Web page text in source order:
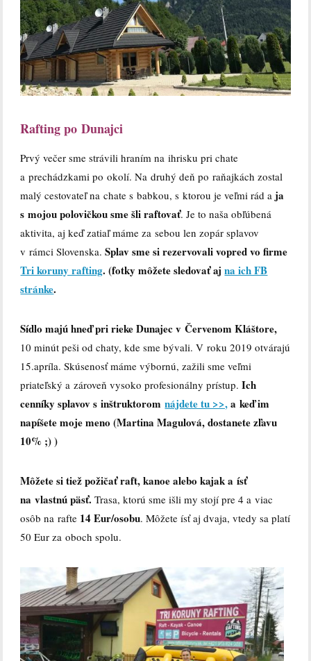
Rafting po Dunajci
Prvý večer sme strávili hraním na ihrisku pri chate
a prechádzkami po okolí. Na druhý deň po raňajkách zostal
malý cestovateľ na chate s babkou, s ktorou je veľmi rád a ja
s mojou polovičkou sme šli raftovať. Je to naša obľúbená
aktivita, aj keď zatiaľ máme za sebou len zopár splavov
v rámci Slovenska.Splav sme si rezervovali vopred vo firme
Tri koruny rafting. (fotky môžete sledovať ajna ich FB
stránke.
Sídlo majú hneď pri rieke Dunajec v Červenom Kláštore,
10 minút peši od chaty, kde sme bývali. V roku 2019 otvárajú
15.apríla. Skúsenosť máme výbornú, zažili sme veľmi
priateľský a zároveň vysoko profesionálny prístup.Ich
cenníky splavov s inštruktoromnájdete tu >>,a keď im
napíšete moje meno (Martina Magulová, dostanete zľavu
10% ;) )
Môžete si tiež požičať raft, kanoe alebo kajak a ísť
na vlastnú päsť.Trasa, ktorú sme išli my stojí pre 4 a viac
osôb na rafte 14 Eur/osobu. Môžete ísť aj dvaja, vtedy sa platí
50 Eur za oboch spolu.